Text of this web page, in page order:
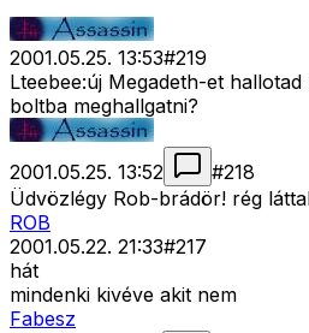
2001.05.25. 13:53#219
Lteebee:új Megadeth-et
boltba meghallgatni?
2001.05.25. 13:52 #218
Üdvözlégy Rob-brádör! rég
ROB
2001.05.22. 21:33#217
hát
mindenki kivéve akit nem
Fabesz